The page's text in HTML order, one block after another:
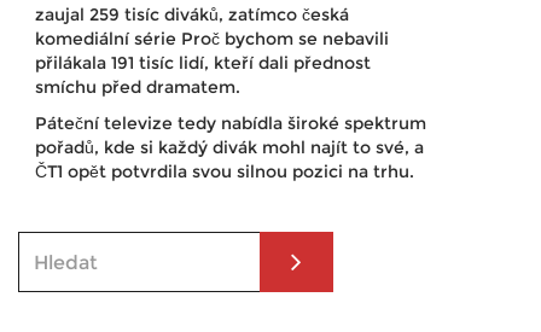
zaujal 259 tisíc diváků, zatímco česká
komediální série Proč bychom se nebavili
přilákala 191 tisíc lidí, kteří dali přednost
smíchu před dramatem.
Páteční televize tedy nabídla široké spektrum
pořadů, kde si každý divák mohl najít to své, a
ČT1 opět potvrdila svou silnou pozici na trhu.